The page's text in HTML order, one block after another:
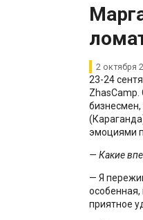
2 октября
23-24
эмоциями
— Какие
— Я
приятное